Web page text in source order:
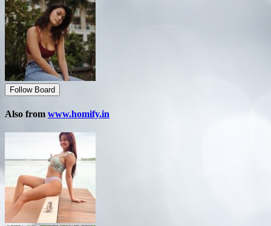
Follow Board
Also from www.homify.in